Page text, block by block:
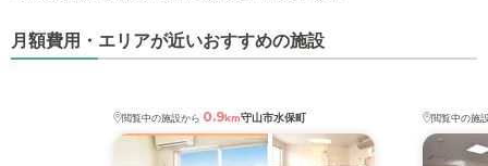
月額費用・エリアが近いおすすめの施設
閲覧中の施設から 0.9km守山市水保町 閲覧中の施